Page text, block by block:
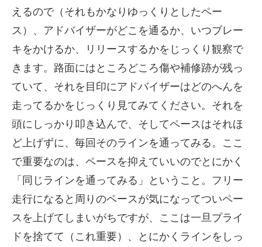
えるので（それもかなりゆっくりとしたペー
ス）、アドバイザーがどこを通るか、いつブレー
キをかけるか、リリースするかをじっくり観察で
きます。路面にはところどころ傷や補修跡が残っ
ていて、それを目印にアドバイザーはどのへんを
走ってるかをじっくり見てみてください。それを
頭にしっかり叩き込んで、そしてペースはそれほ
ど上げずに、毎回そのラインを通ってみる。ここ
で重要なのは、ペースを抑えていいのでとにかく
「同じラインを通ってみる」ということ。フリー
走行になると周りのペースが気になってついペー
スを上げてしまいがちですが、ここは一旦プライ
ドを捨てて（これ重要）、とにかくラインをしっ